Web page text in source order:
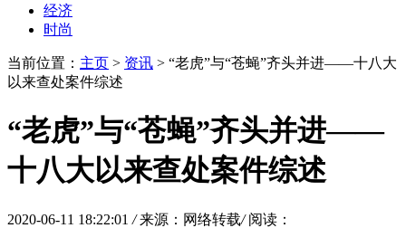
经济
时尚
当前位置： 主页 > 资讯 > “老虎”与“苍蝇”齐头并进——十八大
以来查处案件综述
“老虎”与“苍蝇”齐头并进——
十八大以来查处案件综述
2020-06-11 18:22:01 / 来源：网络转载/ 阅读：